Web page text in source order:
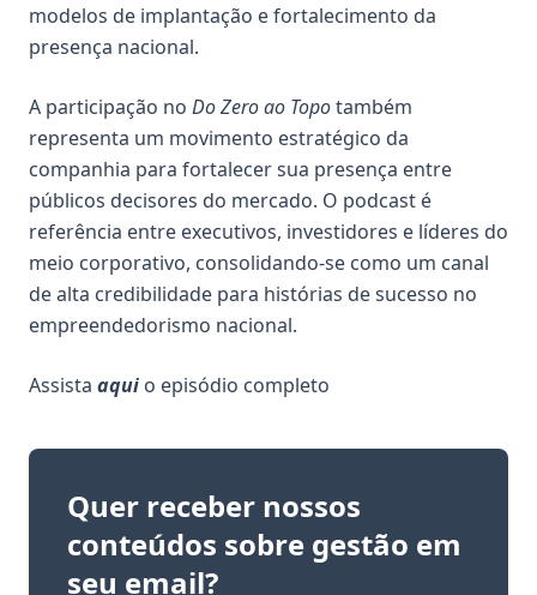
modelos de implantação e fortalecimento da
presença nacional.
A participação no Do Zero ao Topotambém
representa um movimento estratégico da
companhia para fortalecer sua presença entre
públicos decisores do mercado. O podcast é
referência entre executivos, investidores e líderes do
meio corporativo, consolidando-se como um canal
de alta credibilidade para histórias de sucesso no
empreendedorismo nacional.
Assista aqui o episódio completo
Quer receber nossos
conteúdos sobre gestão em
seu email?